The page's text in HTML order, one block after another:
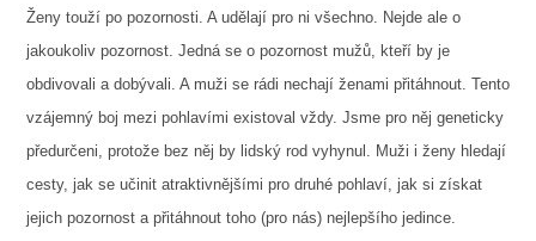
Ženy touží po pozornosti. A udělají pro ni všechno. Nejde ale o
jakoukoliv pozornost. Jedná se o pozornost mužů, kteří by je
obdivovali a dobývali. A muži se rádi nechají ženami přitáhnout. Tento
vzájemný boj mezi pohlavími existoval vždy. Jsme pro něj geneticky
předurčeni, protože bez něj by lidský rod vyhynul. Muži i ženy hledají
cesty, jak se učinit atraktivnějšími pro druhé pohlaví, jak si získat
jejich pozornost a přitáhnout toho (pro nás) nejlepšího jedince.